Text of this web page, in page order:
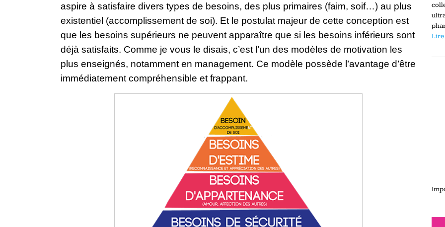
aspire à satisfaire divers types de besoins, des plus primaires (faim, soif…) au plus
existentiel (accomplissement de soi). Et le postulat majeur de cette conception est
que les besoins supérieurs ne peuvent apparaître que si les besoins inférieurs sont
déjà satisfaits. Comme je vous le disais, c’est l’un des modèles de motivation les
plus enseignés, notamment en management. Ce modèle possède l’avantage d’être
immédiatement compréhensible et frappant.